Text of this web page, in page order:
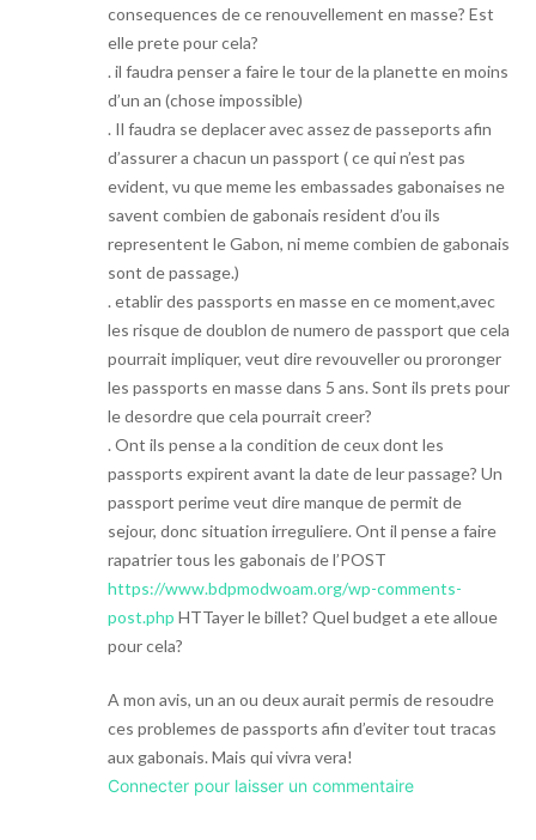
consequences de ce renouvellement en masse? Est
elle prete pour cela?
. il faudra penser a faire le tour de la planette en moins
d’un an (chose impossible)
. Il faudra se deplacer avec assez de passeports afin
d’assurer a chacun un passport ( ce qui n’est pas
evident, vu que meme les embassades gabonaises ne
savent combien de gabonais resident d’ou ils
representent le Gabon, ni meme combien de gabonais
sont de passage.)
. etablir des passports en masse en ce moment,avec
les risque de doublon de numero de passport que cela
pourrait impliquer, veut dire revouveller ou proronger
les passports en masse dans 5 ans. Sont ils prets pour
le desordre que cela pourrait creer?
. Ont ils pense a la condition de ceux dont les
passports expirent avant la date de leur passage? Un
passport perime veut dire manque de permit de
sejour, donc situation irreguliere. Ont il pense a faire
rapatrier tous les gabonais de l’POST
https://www.bdpmodwoam.org/wp-comments-
post.php HTTayer le billet? Quel budget a ete alloue
pour cela?
A mon avis, un an ou deux aurait permis de resoudre
ces problemes de passports afin d’eviter tout tracas
aux gabonais. Mais qui vivra vera!
Connecter pour laisser un commentaire